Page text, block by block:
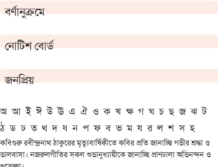
বর্ণানুক্রমে
নোটিশ বোর্ড
জনপ্রিয়
অ আ ই ঈ উ ঊ এ ঐ ও ক খ ক্ষ গ ঘ চ ছ জ ঝ ট
ঠ ড ঢ ত থ দ ধ ন প ফ ব ভ ম য র ল শ স হ
কবিগুরু রবীন্দ্রনাথ ঠাকুরের মৃত্যুবার্ষিকীতে কবির প্রতি জানাচ্ছি গভীর শ্রদ্ধা ও
ভালবাসা। নজরুলগীতির সকল শুভানুধ্যায়ীকে জানাচ্ছি প্রাণঢালা অভিনন্দন ও